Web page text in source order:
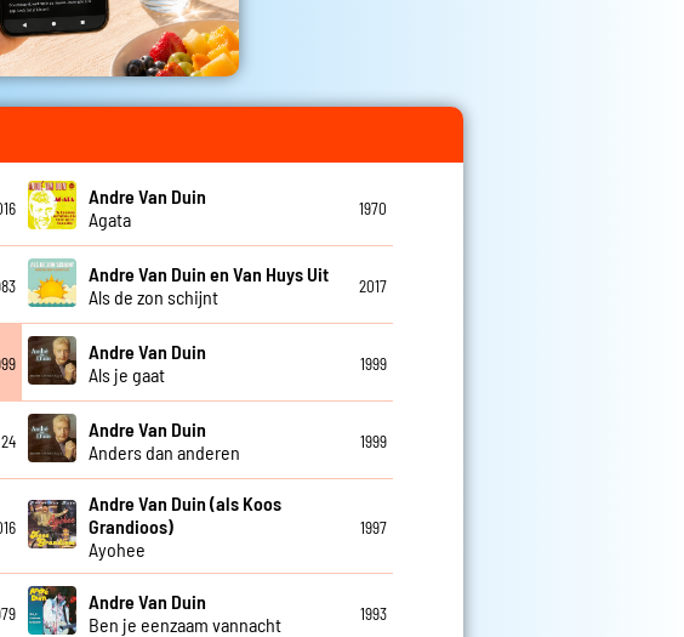
Andre Van Duin
Agata
1970
Andre Van Duin en Van Huys Uit
Als de zon schijnt
2017
Andre Van Duin
Als je gaat
1999
Andre Van Duin
Anders dan anderen
1999
Andre Van Duin (als Koos
Grandioos)
Ayohee
1997
Andre Van Duin
Ben je eenzaam vannacht
1993